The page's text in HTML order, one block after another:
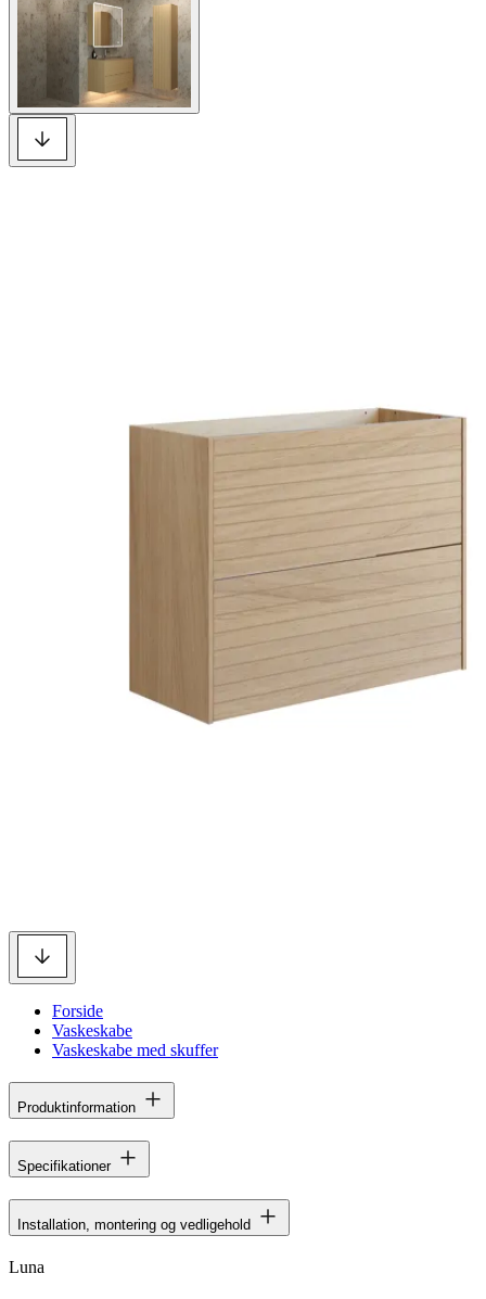
Forside
Vaskeskabe
Vaskeskabe med skuffer
Produktinformation
Specifikationer
Installation, montering og vedligehold
Luna